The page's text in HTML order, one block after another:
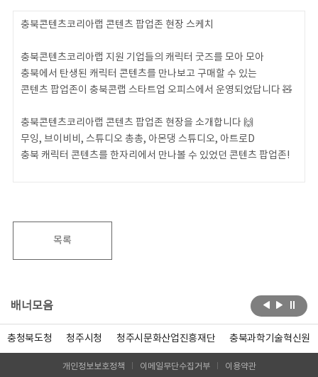
충북콘텐츠코리아랩 콘텐츠 팝업존 현장 스케치
충북콘텐츠코리아랩 지원 기업들의 캐릭터 굿즈를 모아 모아
충북에서 탄생된 캐릭터 콘텐츠를 만나보고 구매할 수 있는
콘텐츠 팝업존이 충북콘랩 스타트업 오피스에서 운영되었답니다 🧸
충북콘텐츠코리아랩 콘텐츠 팝업존 현장을 소개합니다 🙌
무잉, 브이비비, 스튜디오 총총, 아몬댕 스튜디오, 아트로D
충북 캐릭터 콘텐츠를 한자리에서 만나볼 수 있었던 콘텐츠 팝업존!
목록
배너모음
충청북도청 청주시청 청주시문화산업진흥재단 충북과학기술혁신원
개인정보보호정책 이메일무단수집거부 이용약관